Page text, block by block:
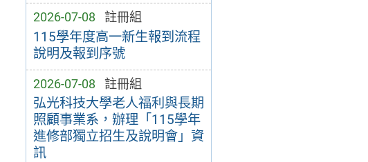
2026-07-08 註冊組
115學年度高一新生報到流程
說明及報到序號
2026-07-08 註冊組
弘光科技大學老人福利與長期
照顧事業系，辦理「115學年
進修部獨立招生及說明會」資
訊